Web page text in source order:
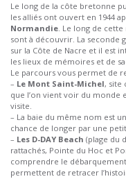
Le long de la côte bretonne
les alliés ont ouvert en 1944
Normandie. Le long de
sont à découvrir. La
sur la Côte de Nacre et il est
les lieux de mémoires et de
Le parcours vous permet de
– Le Mont Saint-Michel, site
que l’on vient voir du monde
visite.
– La baie du même nom est
chance de longer par une
– Les D-DAY Beach (plage du
rattachés, Pointe du Hoc et
comprendre le
permettent de retracer